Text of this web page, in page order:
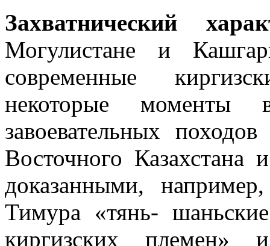
Захватнический
Могулистане и
современные
некоторые моменты
завоевательных
Восточного Казахстана
доказанными,
Тимура «тянь-
киргизских племен»